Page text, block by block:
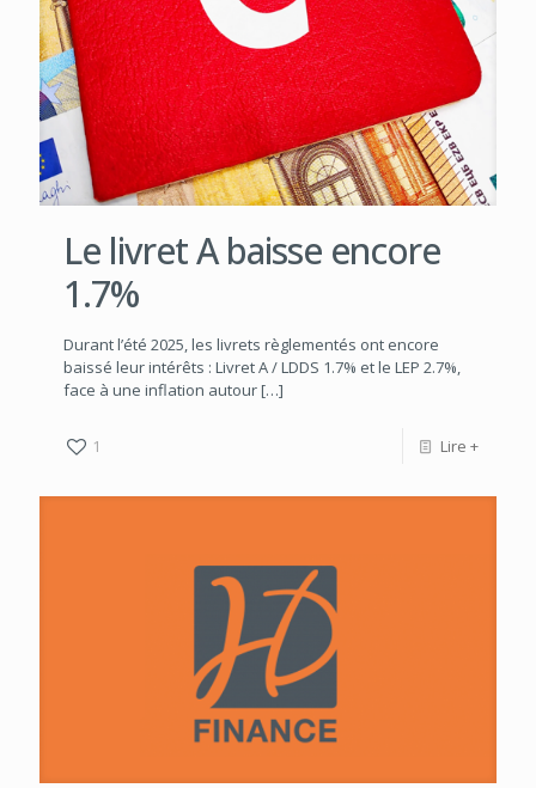
Le livret A baisse encore
1.7%
Durant l’été 2025, les livrets règlementés ont encore
baissé leur intérêts : Livret A / LDDS 1.7% et le LEP 2.7%,
face à une inflation autour[…]
1 Lire +